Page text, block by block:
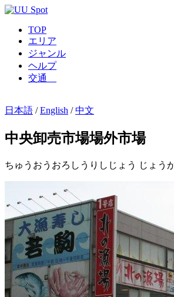
TOP
エリア
ジャンル
ヘルプ
交通
日本語 /English /中文
中央卸売市場場外市場
ちゅうおうおろしうりしじょう じょう